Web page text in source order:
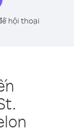
hội thoại